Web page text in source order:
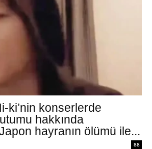
ki’nin konserlerde
hakkında
hayranın ölümü ile...
88